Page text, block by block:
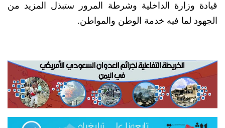
قيادة وزارة الداخلية وشرطة المرور ستبذل المزيد من
الجهود لما فيه خدمة الوطن والمواطن.